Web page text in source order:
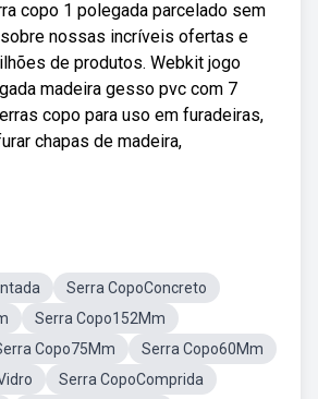
copo 1 polegada parcelado sem
nossas incríveis ofertas e
de produtos. Webkit jogo
madeira gesso pvc com 7
copo para uso em furadeiras,
chapas de madeira,
Serra CopoConcreto
Serra Copo152Mm
Copo75Mm
Serra Copo60Mm
Serra CopoComprida